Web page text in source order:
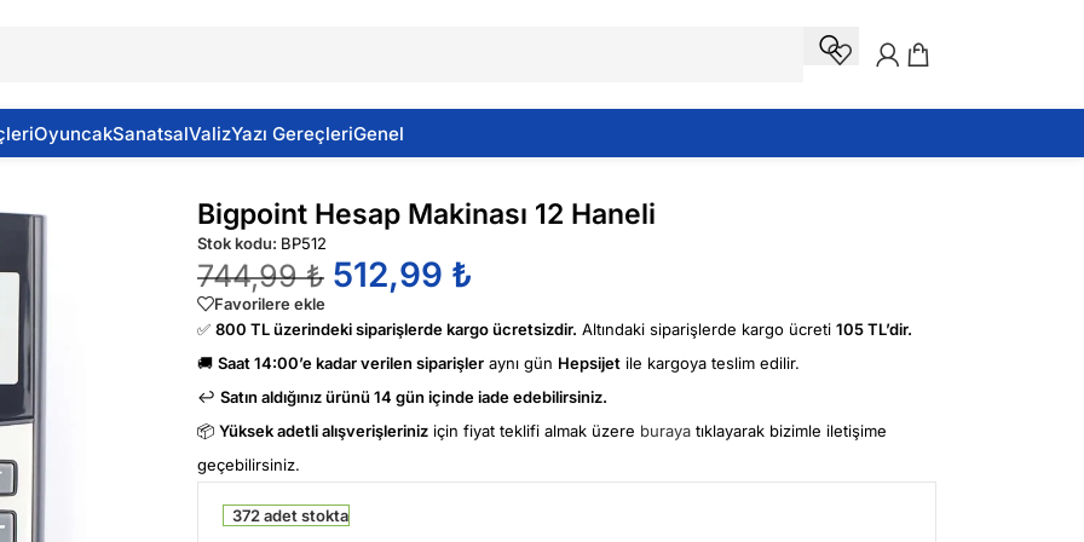
OyuncakSanatsalValizYazı GereçleriGenel
Makinası 12 Haneli
Bigpoint Hesap Makinası 12 Haneli
Stok kodu: BP512
744,99₺ 512,99 ₺
Favorilere ekle
✅ 800 TL üzerindeki siparişlerde kargo ücretsizdir. Altındaki siparişlerde kargo ücreti 105 TL’dir.
🚚 Saat 14:00’e kadar verilen siparişler aynı gün Hepsijet ile kargoya teslim edilir.
↩️ Satın aldığınız ürünü 14 gün içinde iade edebilirsiniz.
📦 Yüksek adetli alışverişleriniz için fiyat teklifi almak üzere buraya tıklayarak bizimle iletişime
geçebilirsiniz.
372 adet stokta